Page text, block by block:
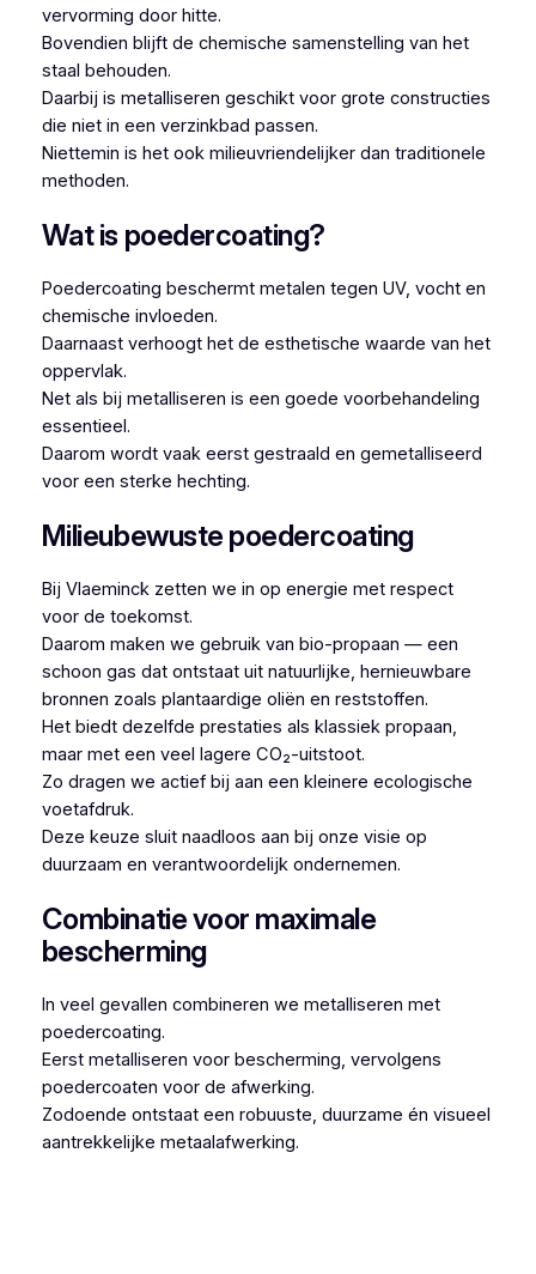
vervorming door hitte.
Bovendien blijft de chemische samenstelling van het
staal behouden.
Daarbij is metalliseren geschikt voor grote constructies
die niet in een verzinkbad passen.
Niettemin is het ook milieuvriendelijker dan traditionele
methoden.
Wat is poedercoating?
Poedercoating beschermt metalen tegen UV, vocht en
chemische invloeden.
Daarnaast verhoogt het de esthetische waarde van het
oppervlak.
Net als bij metalliseren is een goede voorbehandeling
essentieel.
Daarom wordt vaak eerst gestraald en gemetalliseerd
voor een sterke hechting.
Milieubewuste poedercoating
Bij Vlaeminck zetten we in op energie met respect
voor de toekomst.
Daarom maken we gebruik van bio-propaan — een
schoon gas dat ontstaat uit natuurlijke, hernieuwbare
bronnen zoals plantaardige oliën en reststoffen.
Het biedt dezelfde prestaties als klassiek propaan,
maar met een veel lagere CO₂-uitstoot.
Zo dragen we actief bij aan een kleinere ecologische
voetafdruk.
Deze keuze sluit naadloos aan bij onze visie op
duurzaam en verantwoordelijk ondernemen.
Combinatie voor maximale
bescherming
In veel gevallen combineren we metalliseren met
poedercoating.
Eerst metalliseren voor bescherming, vervolgens
poedercoaten voor de afwerking.
Zodoende ontstaat een robuuste, duurzame én visueel
aantrekkelijke metaalafwerking.